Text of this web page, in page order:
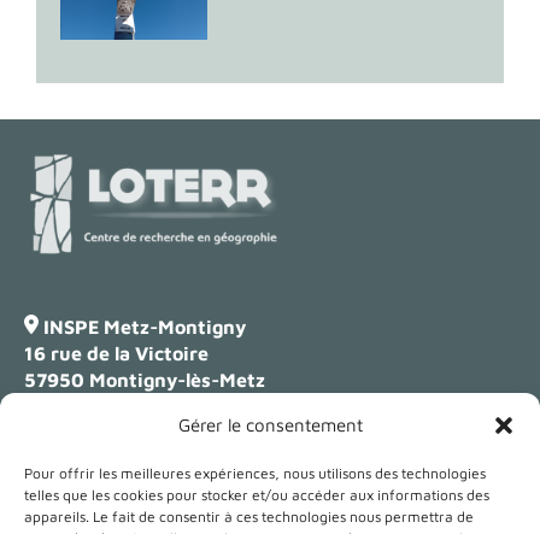
Gérer le consentement
Pour offrir les meilleures expériences, nous utilisons des technologies
telles que les cookies pour stocker et/ou accéder aux informations des
appareils. Le fait de consentir à ces technologies nous permettra de
INSPE Metz-Montigny
16 rue de la Victoire
57950 Montigny-lès-Metz
Campus Lettres
54000 Nancy